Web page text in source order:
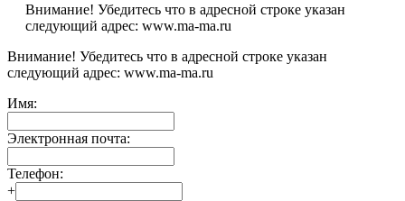
Внимание! Убедитесь что в адресной строке указан
следующий адрес: www.ma-ma.ru
Внимание! Убедитесь что в адресной строке указан
следующий адрес: www.ma-ma.ru
Имя:
Электронная почта:
Телефон:
+